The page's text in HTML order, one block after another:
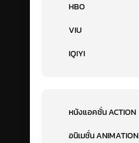
HBO
VIU
IQIYI
หนังแอคชั่น ACTION
อนิเมชั่น ANIMATION